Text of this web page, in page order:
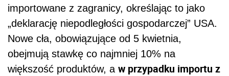
importowane z zagranicy, określając to jako
„deklarację niepodległości gospodarczej” USA.
Nowe cła, obowiązujące od 5 kwietnia,
obejmują stawkę co najmniej 10% na
większość produktów, a w przypadku importu z